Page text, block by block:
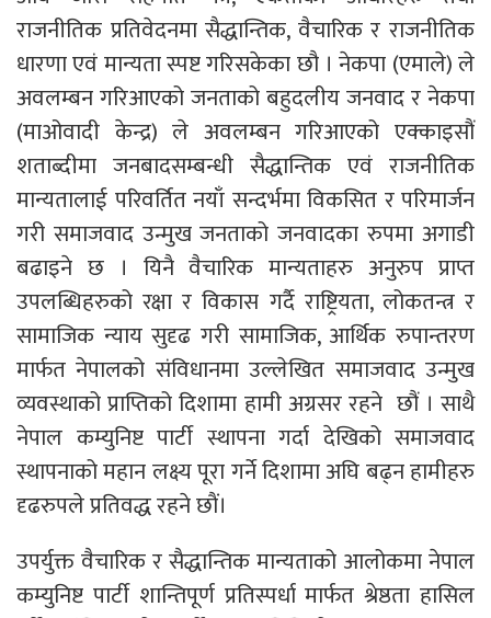
राजनीतिक प्रतिवेदनमा सैद्धान्तिक, वैचारिक र राजनीतिक
धारणा एवं मान्यता स्पष्ट गरिसकेका छौ । नेकपा (एमाले) ले
अवलम्बन गरिआएको जनताको बहुदलीय जनवाद र नेकपा
(माओवादी केन्द्र) ले अवलम्बन गरिआएको एक्काइसौं
शताब्दीमा जनबादसम्बन्धी सैद्धान्तिक एवं राजनीतिक
मान्यतालाई परिवर्तित नयाँ सन्दर्भमा विकसित र परिमार्जन
गरी समाजवाद उन्मुख जनताको जनवादका रुपमा अगाडी
बढाइने छ । यिनै वैचारिक मान्यताहरु अनुरुप प्राप्त
उपलब्धिहरुको रक्षा र विकास गर्दै राष्ट्रियता, लोकतन्त्र र
सामाजिक न्याय सुदृढ गरी सामाजिक, आर्थिक रुपान्तरण
मार्फत नेपालको संविधानमा उल्लेखित समाजवाद उन्मुख
व्यवस्थाको प्राप्तिको दिशामा हामी अग्रसर रहने छौं । साथै
नेपाल कम्युनिष्ट पार्टी स्थापना गर्दा देखिको समाजवाद
स्थापनाको महान लक्ष्य पूरा गर्ने दिशामा अघि बढ्न हामीहरु
दृढरुपले प्रतिवद्ध रहने छाैं।
उपर्युक्त वैचारिक र सैद्धान्तिक मान्यताको आलोकमा नेपाल
कम्युनिष्ट पार्टी शान्तिपूर्ण प्रतिस्पर्धा मार्फत श्रेष्ठता हासिल